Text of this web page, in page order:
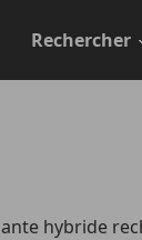
Rechercher
hybride